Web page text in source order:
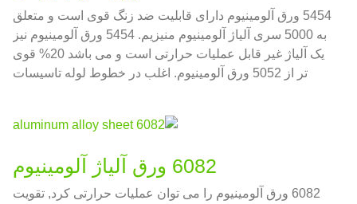
5454 ورق آلومینیوم دارای قابلیت ضد زنگ قوی است و متعلق
به 5000 سری آلیاژ آلومینیوم منیزیم. 5454 ورق آلومینیوم نیز
یک آلیاژ غیر قابل عملیات حرارتی است و می باشد 20% قوی
تر از 5052 ورق آلومینیوم. اغلب در خطوط لوله تاسیسات
6082 ورق آلیاژ آلومینیوم
6082 ورق آلومینیوم را می توان عملیات حرارتی کرد, تقویت